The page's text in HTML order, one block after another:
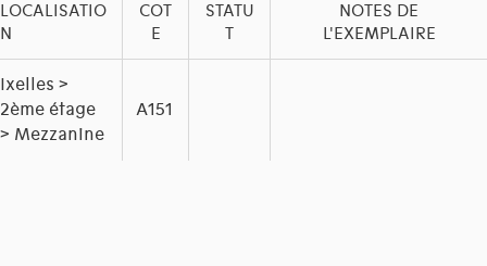
LOCALISATIO
N
COT
E
STATU
T
NOTES DE
L'EXEMPLAIRE
Ixelles >
2ème étage
> Mezzanine
A151